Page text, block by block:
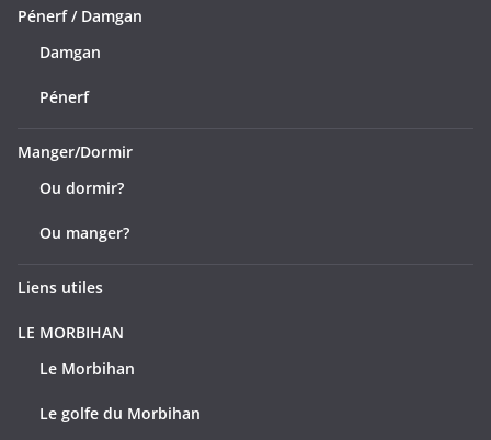
Pénerf / Damgan
Damgan
Pénerf
Manger/Dormir
Ou dormir?
Ou manger?
Liens utiles
LE MORBIHAN
Le Morbihan
Le golfe du Morbihan